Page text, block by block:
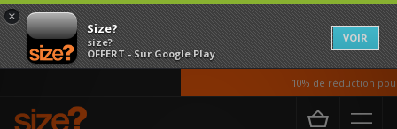
×
Size?
size?
OFFERT - Sur Google Play
VOIR
10% de réduction